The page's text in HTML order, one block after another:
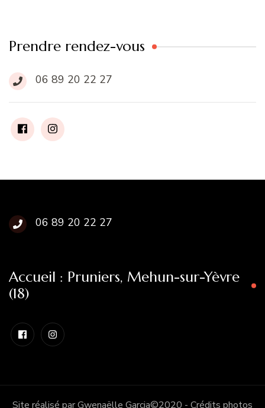
Prendre rendez-vous
06 89 20 22 27
06 89 20 22 27
Accueil : Pruniers, Mehun-sur-Yèvre
(18)
Site réalisé par Gwenaëlle Garcia©2020 - Crédits photos